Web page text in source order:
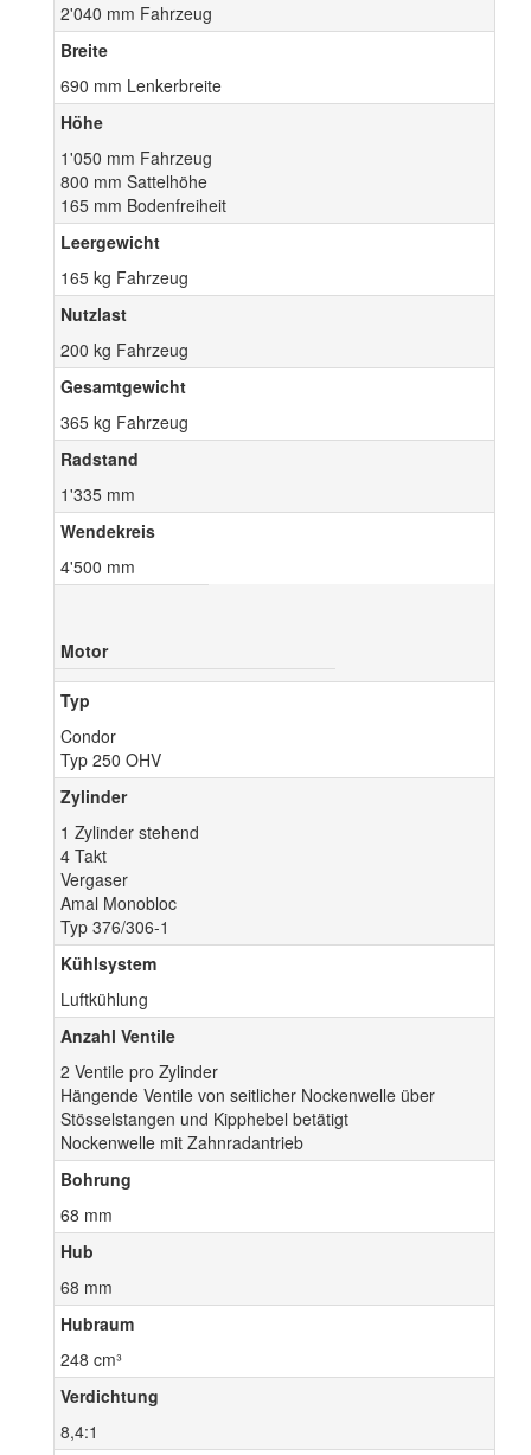
2'040 mm Fahrzeug
Breite
690 mm Lenkerbreite
Höhe
1'050 mm Fahrzeug
800 mm Sattelhöhe
165 mm Bodenfreiheit
Leergewicht
165 kg Fahrzeug
Nutzlast
200 kg Fahrzeug
Gesamtgewicht
365 kg Fahrzeug
Radstand
1'335 mm
Wendekreis
4'500 mm
Motor
Typ
Condor
Typ 250 OHV
Zylinder
1 Zylinder stehend
4 Takt
Vergaser
Amal Monobloc
Typ 376/306-1
Kühlsystem
Luftkühlung
Anzahl Ventile
2 Ventile pro Zylinder
Hängende Ventile von seitlicher Nockenwelle über
Stösselstangen und Kipphebel betätigt
Nockenwelle mit Zahnradantrieb
Bohrung
68 mm
Hub
68 mm
Hubraum
248 cm³
Verdichtung
8,4:1